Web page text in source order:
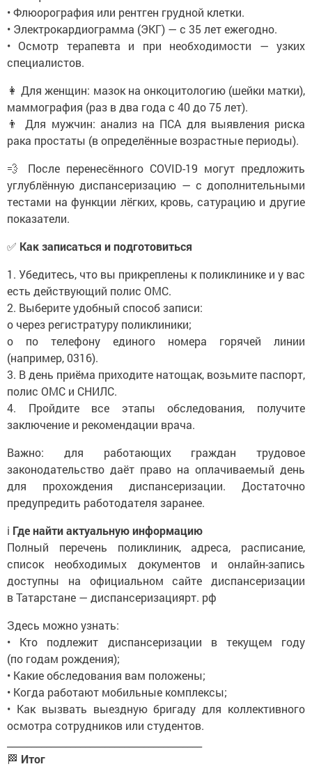
• Флюорография или рентген грудной клетки.
• Электрокардиограмма (ЭКГ) — с 35 лет ежегодно.
• Осмотр терапевта и при необходимости — узких
специалистов.
👩 Для женщин: мазок на онкоцитологию (шейки матки),
маммография (раз в два года с 40 до 75 лет).
👨 Для мужчин: анализ на ПСА для выявления риска
рака простаты (в определённые возрастные периоды).
💨 После перенесённого COVID-19 могут предложить
углублённую диспансеризацию — с дополнительными
тестами на функции лёгких, кровь, сатурацию и другие
показатели.
✅ Как записаться и подготовиться
1. Убедитесь, что вы прикреплены к поликлинике и у вас
есть действующий полис ОМС.
2. Выберите удобный способ записи:
o через регистратуру поликлиники;
o по телефону единого номера горячей линии
(например, 0316).
3. В день приёма приходите натощак, возьмите паспорт,
полис ОМС и СНИЛС.
4. Пройдите все этапы обследования, получите
заключение и рекомендации врача.
Важно: для работающих граждан трудовое
законодательство даёт право на оплачиваемый день
для прохождения диспансеризации. Достаточно
предупредить работодателя заранее.
ℹ️ Где найти актуальную информацию
Полный перечень поликлиник, адреса, расписание,
список необходимых документов и онлайн-запись
доступны на официальном сайте диспансеризации
в Татарстане — диспансеризациярт. рф
Здесь можно узнать:
• Кто подлежит диспансеризации в текущем году
(по годам рождения);
• Какие обследования вам положены;
• Когда работают мобильные комплексы;
• Как вызвать выездную бригаду для коллективного
осмотра сотрудников или студентов.
🏁 Итог